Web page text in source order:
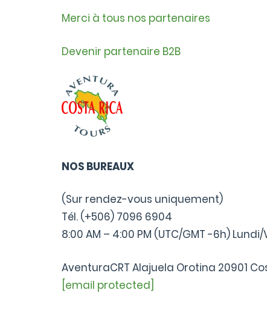
Merci à tous nos partenaires
Devenir partenaire B2B
NOS BUREAUX
(Sur rendez-vous uniquement)
Tél. (+506) 7096 6904
8:00 AM – 4:00 PM (UTC/GMT -6h)
AventuraCRT Alajuela Orotina 20901
[email protected]